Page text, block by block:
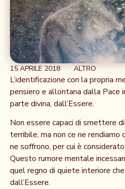
15 APRILE 2018 ALTRO
L’identificazione con la propria
pensiero e allontana dalla Pace
parte divina, dall’Essere.
Non essere capaci di smettere
terribile, ma non ce ne
ne soffrono, per cui è
Questo rumore mentale
quel regno di quiete interiore
dall’Essere.